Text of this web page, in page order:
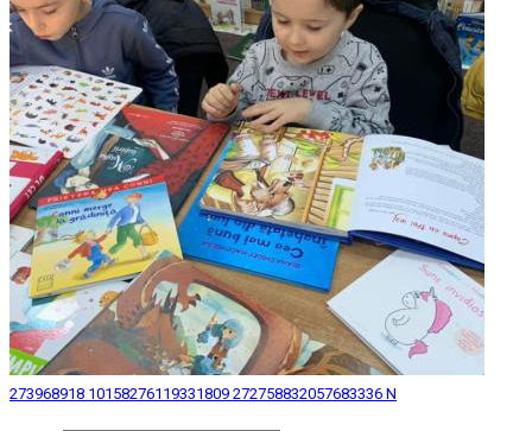
273968918 10158276119331809 272758832057683336 N